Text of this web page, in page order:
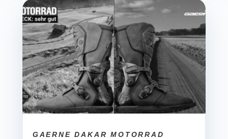
GAERNE DAKAR MOTORRAD